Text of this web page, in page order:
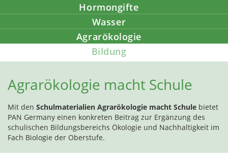
Hormongifte
Wasser
Agrarökologie
Bildung
Agrarökologie macht Schule
Mit den Schulmaterialien Agrarökologie macht Schule bietet
PAN Germany einen konkreten Beitrag zur Ergänzung des
schulischen Bildungsbereichs Ökologie und Nachhaltigkeit im
Fach Biologie der Oberstufe.